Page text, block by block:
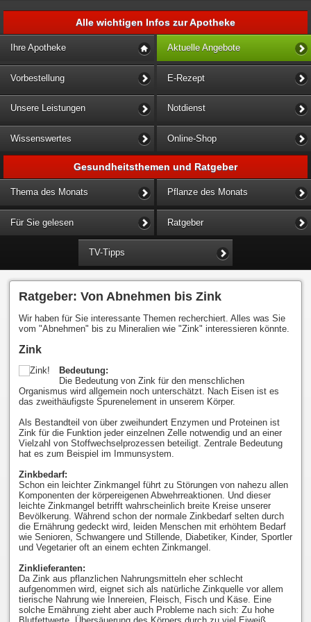
Alle wichtigen Infos zur Apotheke
Ihre Apotheke Aktuelle Angebote
Vorbestellung E-Rezept
Unsere Leistungen Notdienst
Wissenswertes Online-Shop
Gesundheitsthemen und Ratgeber
Thema des Monats Pflanze des Monats
Für Sie gelesen Ratgeber
TV-Tipps
Ratgeber: Von Abnehmen bis Zink
Wir haben für Sie interessante Themen recherchiert. Alles was Sie
vom "Abnehmen" bis zu Mineralien wie "Zink" interessieren könnte.
Zink
Bedeutung:
Die Bedeutung von Zink für den menschlichen
Organismus wird allgemein noch unterschätzt. Nach Eisen ist es
das zweithäufigste Spurenelement in unserem Körper.
Als Bestandteil von über zweihundert Enzymen und Proteinen ist
Zink für die Funktion jeder einzelnen Zelle notwendig und an einer
Vielzahl von Stoffwechselprozessen beteiligt. Zentrale Bedeutung
hat es zum Beispiel im Immunsystem.
Zinkbedarf:
Schon ein leichter Zinkmangel führt zu Störungen von nahezu allen
Komponenten der körpereigenen Abwehrreaktionen. Und dieser
leichte Zinkmangel betrifft wahrscheinlich breite Kreise unserer
Bevölkerung. Während schon der normale Zinkbedarf selten durch
die Ernährung gedeckt wird, leiden Menschen mit erhöhtem Bedarf
wie Senioren, Schwangere und Stillende, Diabetiker, Kinder, Sportler
und Vegetarier oft an einem echten Zinkmangel.
Zinklieferanten:
Da Zink aus pflanzlichen Nahrungsmitteln eher schlecht
aufgenommen wird, eignet sich als natürliche Zinkquelle vor allem
tierische Nahrung wie Innereien, Fleisch, Fisch und Käse. Eine
solche Ernährung zieht aber auch Probleme nach sich: Zu hohe